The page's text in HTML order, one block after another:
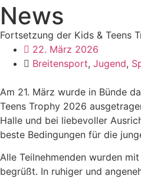
News
Fortsetzung der Kids & Teens
22. März 2026
Breitensport, Jugend,
Am 21. März wurde in Bünde
Teens Trophy 2026
Halle und bei liebevoller
beste Bedingungen für die
Alle Teilnehmenden wurden
begrüßt. In ruhiger und